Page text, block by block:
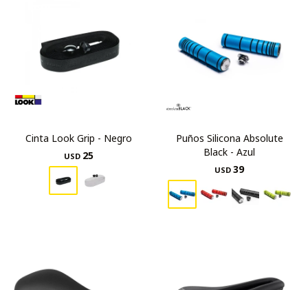
Cinta Look Grip - Negro
USD 25
Puños Silicona Absolute
Black - Azul
USD 39